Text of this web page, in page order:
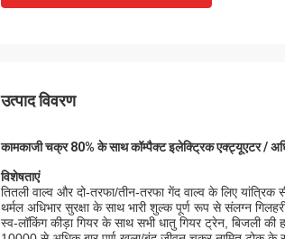
उत्पाद विवरण
कामकाजी चक्र 80% के साथ कॉम्पैक्ट इलेक्ट्रिक एक्ट्यूएटर /
विशेषताएं
तितली वाल्व और दो-तरफा/तीन-तरफा गेंद वाल्व के लिए यांत्रिक
थर्मल अधिभार सुरक्षा के साथ भारी शुल्क पूर्ण रूप से संलग्न
स्व-लॉकिंग कीड़ा गियर के साथ सभी धातु गियर ट्रेन, बिजली की